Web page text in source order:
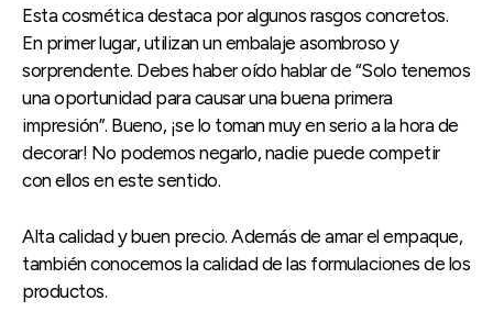
Esta cosmética destaca por algunos rasgos concretos.
En primer lugar, utilizan un embalaje asombroso y
sorprendente. Debes haber oído hablar de “Solo tenemos
una oportunidad para causar una buena primera
impresión”. Bueno, ¡se lo toman muy en serio a la hora de
decorar! No podemos negarlo, nadie puede competir
con ellos en este sentido.
Alta calidad y buen precio. Además de amar el empaque,
también conocemos la calidad de las formulaciones de los
productos.